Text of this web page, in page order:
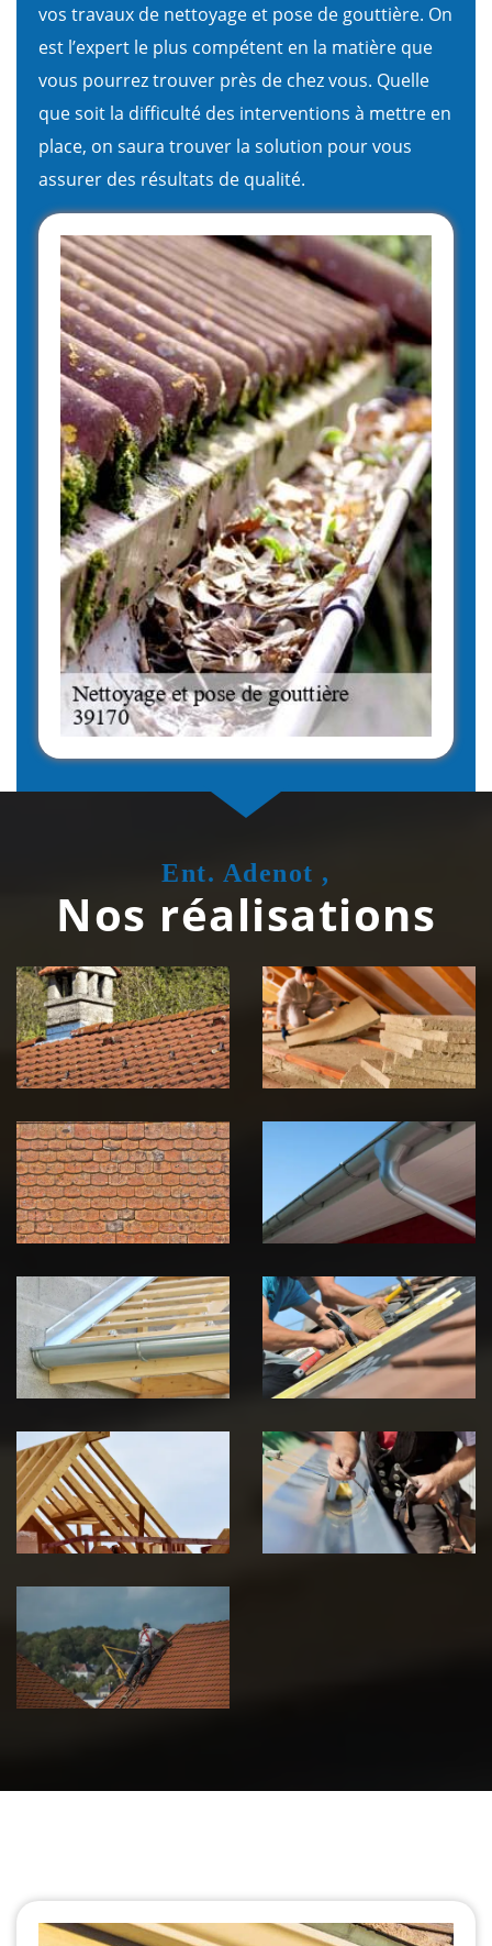
vos travaux de nettoyage et pose de gouttière. On
est l’expert le plus compétent en la matière que
vous pourrez trouver près de chez vous. Quelle
que soit la difficulté des interventions à mettre en
place, on saura trouver la solution pour vous
assurer des résultats de qualité.
Ent. Adenot ,
Nos réalisations
Couvreur
zingueur 39
Jura
Isolation de
toiture 39
Jura
démoussage de
toiture 39
Jura
pose de
gouttière 39
Jura
Pose de
Chéneau 39
Jura
Réparation de
toiture 39
Jura
Traitement de
charpente 39
Jura
Travaux de
zinguerie 39
Jura
Urgence fuite
de toiture 39
Jura